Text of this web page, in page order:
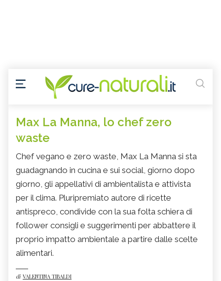
Max La Manna, lo chef zero
waste
Chef vegano e zero waste, Max La Manna si sta
guadagnando in cucina e sui social, giorno dopo
giorno, gli appellativi di ambientalista e attivista
per il clima. Pluripremiato autore di ricette
antispreco, condivide con la sua folta schiera di
follower consigli e suggerimenti per abbattere il
proprio impatto ambientale a partire dalle scelte
alimentari.
di VALENTINA TIBALDI